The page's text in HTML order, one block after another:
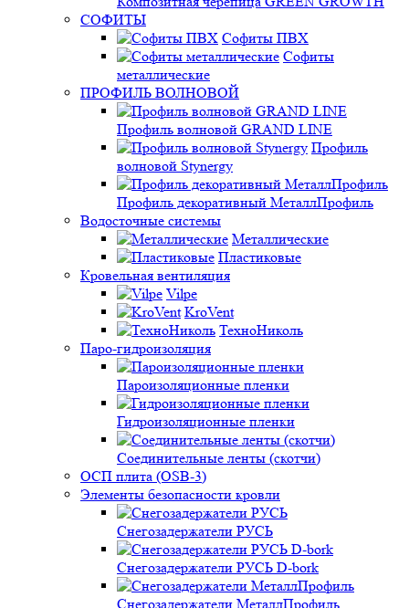
СОФИТЫ
Софиты ПВХ
Софиты
металлические
ПРОФИЛЬ ВОЛНОВОЙ
Профиль волновой GRAND LINE
Профиль
волновой Stynergy
Профиль декоративный МеталлПрофиль
Водосточные системы
Металлические
Пластиковые
Кровельная вентиляция
Vilpe
KroVent
ТехноНиколь
Паро-гидроизоляция
Пароизоляционные пленки
Гидроизоляционные пленки
Соединительные ленты (скотчи)
ОСП плита (OSB-3)
Элементы безопасности кровли
Снегозадержатели РУСЬ
Снегозадержатели РУСЬ D-bork
Снегозадержатели МеталлПрофиль